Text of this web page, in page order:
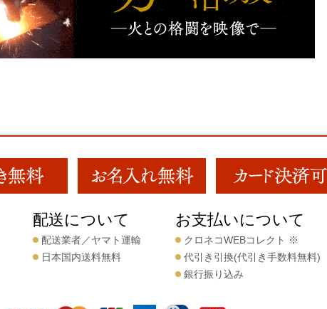
配送について
配送業者／ヤマト運輸
日本国内送料無料
お支払いについて
クロネコWEBコレクト ※
代引き引換(代引き手数料無料)
銀行振り込み